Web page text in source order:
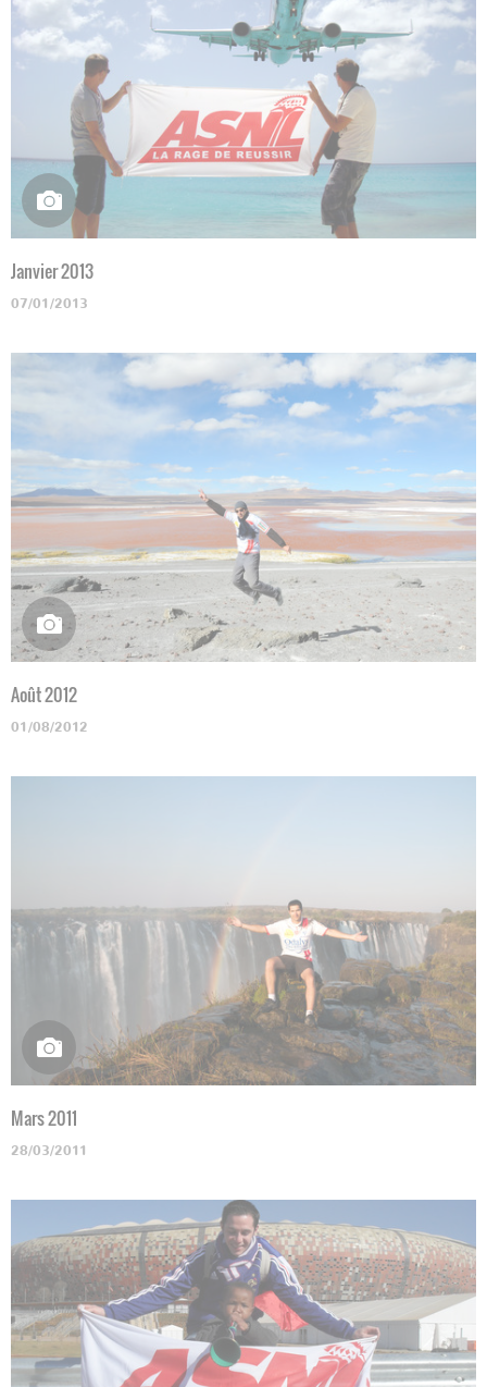
Janvier 2013
07/01/2013
Août 2012
01/08/2012
Mars 2011
28/03/2011